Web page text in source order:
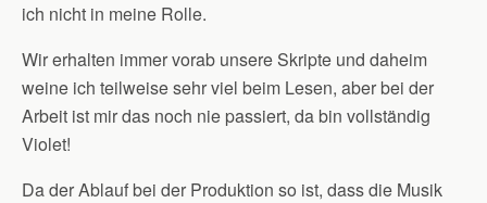
ich nicht in meine Rolle.
Wir erhalten immer vorab unsere Skripte und daheim
weine ich teilweise sehr viel beim Lesen, aber bei der
Arbeit ist mir das noch nie passiert, da bin vollständig
Violet!
Da der Ablauf bei der Produktion so ist, dass die Musik